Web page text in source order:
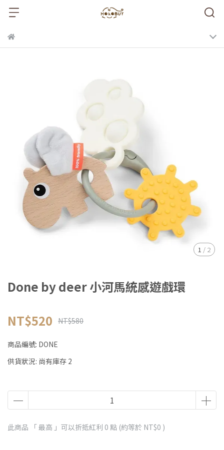
1 / 2
Done by deer 小河馬統感遊戲環
NT$520 NT$580
商品編號: DONE
供貨狀況: 尚有庫存 2
此商品 「 最高 」可以折抵紅利 0 點 (約等於 NT$0 )